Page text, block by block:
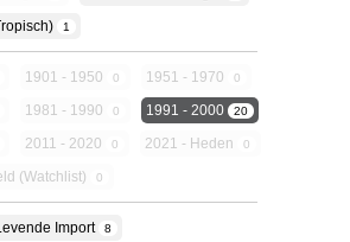
1
1901 - 1950 0 1951 - 1970 0
1981 - 1990 0 1991 - 2000 20
2011 - 2020 0 2021 - Heden 0
(Watchlist) 0
Import 8